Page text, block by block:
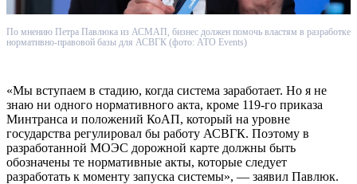
По мнению Петра Павлюка из АСМАП, бизнес должен помочь властям в разработке
нормативно-правовой базы для АСВГК (фото: ATO Events)
«Мы вступаем в стадию, когда система заработает. Но я не
знаю ни одного нормативного акта, кроме 119-го приказа
Минтранса и положений КоАП, который на уровне
государства регулировал бы работу АСВГК. Поэтому в
разработанной МОЭС дорожной карте должны быть
обозначены те нормативные акты, которые следует
разработать к моменту запуска системы», — заявил Павлюк.